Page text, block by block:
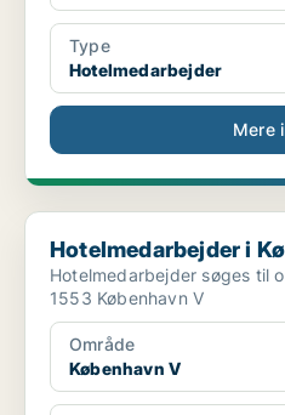
Type
Hotelmedarbejder
Mere
Hotelmedarbejder i København V
Hotelmedarbejder i
Hotelmedarbejder søges til
1553 København V
Område
København V